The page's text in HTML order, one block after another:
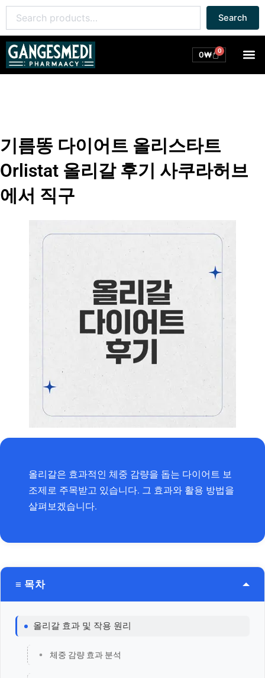
콘
츠
너
for:
Search
0₩ 0
Cart
기름똥 다이어트 올리스타트
Orlistat 올리갈 후기 사쿠라허브
에서 직구
올리갈은 효과적인 체중 감량을 돕는 다이어트 보
조제로 주목받고 있습니다. 그 효과와 활용 방법을
살펴보겠습니다.
≡ 목차
올리갈 효과 및 작용 원리
체중 감량 효과 분석